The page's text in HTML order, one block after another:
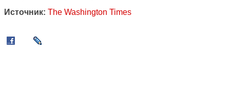
Источник: The Washington Times